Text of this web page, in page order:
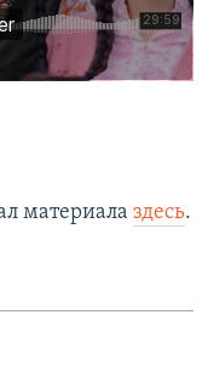
материала здесь.